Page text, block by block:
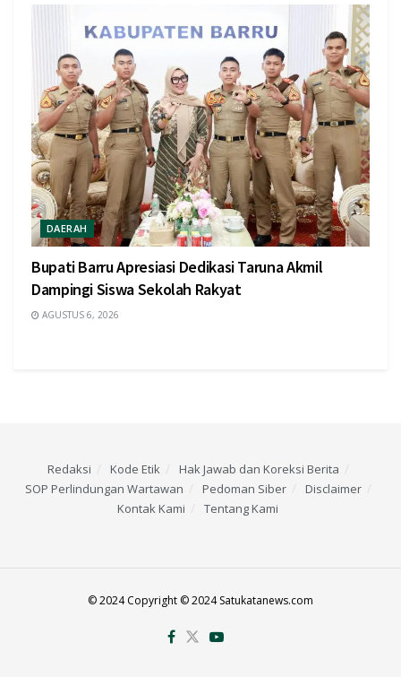
DAERAH
Bupati Barru Apresiasi Dedikasi Taruna Akmil
Dampingi Siswa Sekolah Rakyat
AGUSTUS 6, 2026
Redaksi Kode Etik
Hak Jawab dan Koreksi Berita
SOP Perlindungan Wartawan
Pedoman Siber
Disclaimer
Kontak Kami
Tentang Kami
© 2024 Copyright © 2024 Satukatanews.com